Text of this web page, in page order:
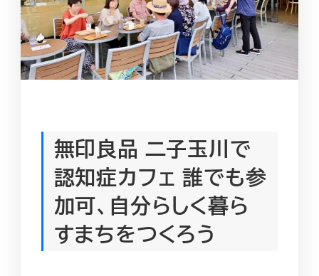
無印良品 二子玉川で
認知症カフェ 誰でも参
加可、自分らしく暮ら
すまちをつくろう